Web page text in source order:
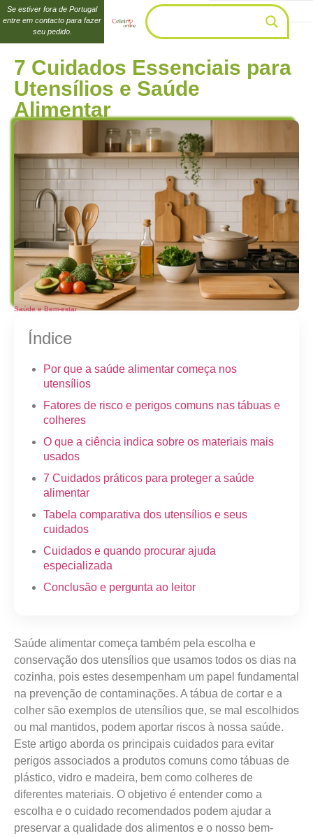
Se estiver fora de Portugal
entre em contacto para fazer
seu pedido.
7 Cuidados Essenciais para
Utensílios e Saúde
Alimentar
Saúde e Bem-estar
Índice
Por que a saúde alimentar começa nos
utensílios
Fatores de risco e perigos comuns nas tábuas e
colheres
O que a ciência indica sobre os materiais mais
usados
7 Cuidados práticos para proteger a saúde
alimentar
Tabela comparativa dos utensílios e seus
cuidados
Cuidados e quando procurar ajuda
especializada
Conclusão e pergunta ao leitor
Saúde alimentar começa também pela escolha e
conservação dos utensílios que usamos todos os dias na
cozinha, pois estes desempenham um papel fundamental
na prevenção de contaminações. A tábua de cortar e a
colher são exemplos de utensílios que, se mal escolhidos
ou mal mantidos, podem aportar riscos à nossa saúde.
Este artigo aborda os principais cuidados para evitar
perigos associados a produtos comuns como tábuas de
plástico, vidro e madeira, bem como colheres de
diferentes materiais. O objetivo é entender como a
escolha e o cuidado recomendados podem ajudar a
preservar a qualidade dos alimentos e o nosso bem-